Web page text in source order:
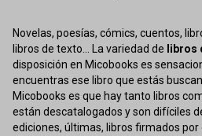
Novelas, poesías, cómics, cuentos,
libros de texto... La variedad de libros
disposición en Micobooks es
encuentras ese libro que estás
Micobooks es que hay tanto libros
están descatalogados y son difíciles
ediciones, últimas, libros firmados por